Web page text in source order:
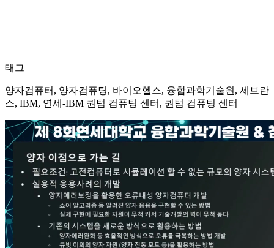
태그
양자컴퓨터, 양자컴퓨팅, 바이오헬스, 융합과학기술원, 세브란
스, IBM, 연세-IBM 퀀텀 컴퓨팅 센터, 퀀텀 컴퓨팅 센터